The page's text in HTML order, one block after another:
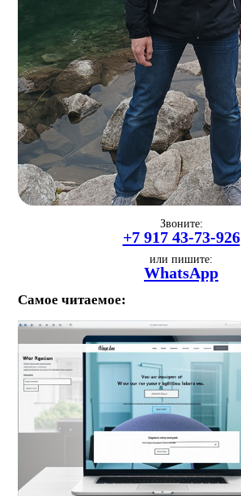
Звоните:
+7 917 43-73-926
или пишите:
WhatsApp
Самое читаемое: